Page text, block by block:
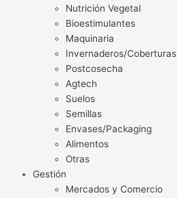
Nutrición Vegetal
Bioestimulantes
Maquinaria
Invernaderos/Coberturas
Postcosecha
Agtech
Suelos
Semillas
Envases/Packaging
Alimentos
Otras
Gestión
Mercados y Comercio